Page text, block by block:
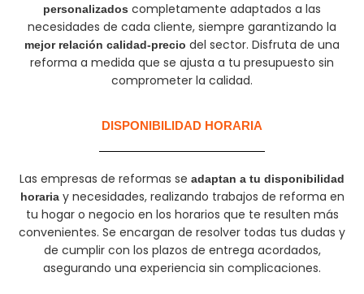
personalizados completamente adaptados a las
necesidades de cada cliente, siempre garantizando la
mejor relación calidad-precio del sector. Disfruta de una
reforma a medida que se ajusta a tu presupuesto sin
comprometer la calidad.
DISPONIBILIDAD HORARIA
Las empresas de reformas se adaptan a tu disponibilidad
horariay necesidades, realizando trabajos de reforma en
tu hogar o negocio en los horarios que te resulten más
convenientes. Se encargan de resolver todas tus dudas y
de cumplir con los plazos de entrega acordados,
asegurando una experiencia sin complicaciones.